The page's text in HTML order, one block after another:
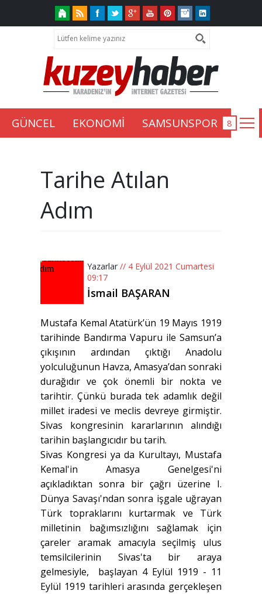
GÜNCEL EKONOMİ SAMSUNSPOR
Tarihe Atılan
Adım
Yazarlar // 4 Eylül 2021 Cumartesi
09:17
İsmail BAŞARAN
Mustafa Kemal Atatürk’ün 19 Mayıs 1919
tarihinde Bandırma Vapuru ile Samsun’a
çıkışının ardından çıktığı Anadolu
yolculuğunun Havza, Amasya’dan sonraki
durağıdır ve çok önemli bir nokta ve
tarihtir. Çünkü burada tek adamlık değil
millet iradesi ve meclis devreye girmiştir.
Sivas kongresinin kararlarının alındığı
tarihin başlangıcıdır bu tarih.
Sivas Kongresi ya da Kurultayı, Mustafa
Kemal'in Amasya Genelgesi'ni
açıkladıktan sonra bir çağrı üzerine I.
Dünya Savaşı'ndan sonra işgale uğrayan
Türk topraklarını kurtarmak ve Türk
milletinin bağımsızlığını sağlamak için
çareler aramak amacıyla seçilmiş ulus
temsilcilerinin Sivas'ta bir araya
gelmesiyle, başlayan 4 Eylül 1919 - 11
Eylül 1919 tarihleri arasında gerçekleşen